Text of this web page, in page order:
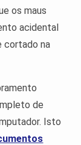
os maus
acidental
cortado na
de
Isto